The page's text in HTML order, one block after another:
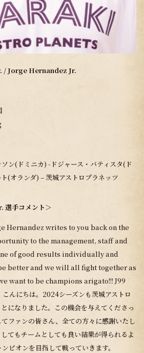
/ Jorge Hernandez Jr.
ン(ドミニカ) -ドジャース・バティスタ(ド
(オランダ) – 茨城アストロプラネッツ
選手コメント＞
Hernandez writes to you back on the
to the management, staff and
of good results individually and
better and we will all fight together as
want to be champions arigato!!! J99
こんにちは。2024シーズンも茨城アストロ
になりました。この機会を与えてくださっ
ファンの皆さん、全ての方々に感謝いたし
てもチームとしても良い結果が得られるよ
ピオンを目指して戦っていきます。